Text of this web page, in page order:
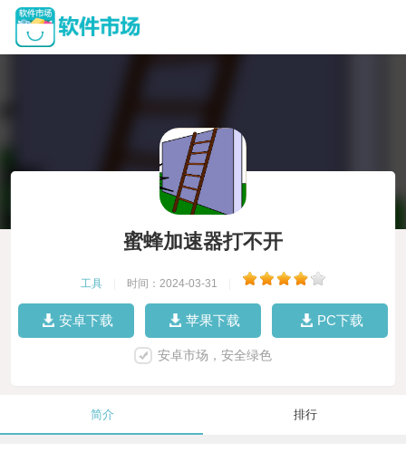
蜜蜂加速器打不开
工具 时间：2024-03-31
安卓下载 苹果下载 PC下载
安卓市场，安全绿色
简介 排行